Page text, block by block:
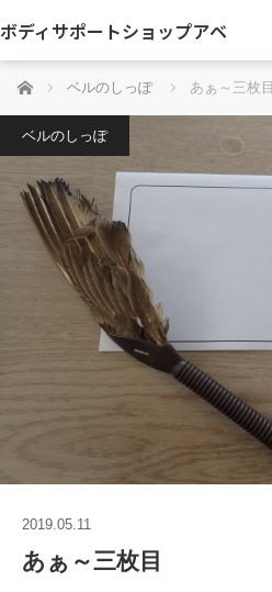
ボディサポートショップアベ
ホーム ベルのしっぽ あぁ～三枚目
ベルのしっぽ
2019.05.11
あぁ～三枚目